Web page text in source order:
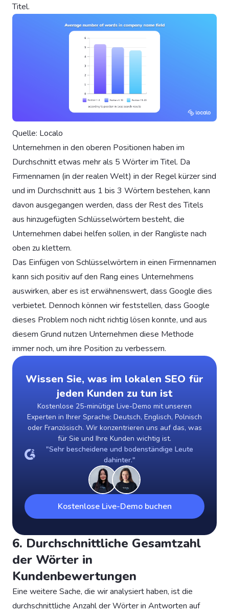
Titel.
Quelle: Localo
Unternehmen in den oberen Positionen haben im
Durchschnitt etwas mehr als 5 Wörter im Titel. Da
Firmennamen (in der realen Welt) in der Regel kürzer sind
und im Durchschnitt aus 1 bis 3 Wörtern bestehen, kann
davon ausgegangen werden, dass der Rest des Titels
aus hinzugefügten Schlüsselwörtern besteht, die
Unternehmen dabei helfen sollen, in der Rangliste nach
oben zu klettern.
Das Einfügen von Schlüsselwörtern in einen Firmennamen
kann sich positiv auf den Rang eines Unternehmens
auswirken, aber es ist erwähnenswert, dass Google dies
verbietet. Dennoch können wir feststellen, dass Google
dieses Problem noch nicht richtig lösen konnte, und aus
diesem Grund nutzen Unternehmen diese Methode
immer noch, um ihre Position zu verbessern.
Wissen Sie, was im lokalen SEO für
jeden Kunden zu tun ist
Kostenlose 25-minütige Live-Demo mit unseren
Experten in Ihrer Sprache: Deutsch, Englisch, Polnisch
oder Französisch. Wir konzentrieren uns auf das, was
für Sie und Ihre Kunden wichtig ist.
"Sehr bescheidene und bodenständige Leute
dahinter."
Kostenlose Live-Demo buchen
6. Durchschnittliche Gesamtzahl
der Wörter in
Kundenbewertungen
Eine weitere Sache, die wir analysiert haben, ist die
durchschnittliche Anzahl der Wörter in Antworten auf